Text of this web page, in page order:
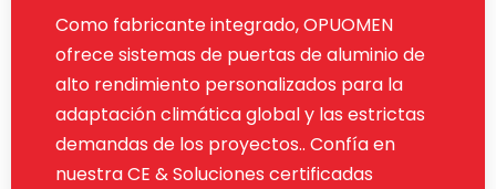
Como fabricante integrado, OPUOMEN
ofrece sistemas de puertas de aluminio de
alto rendimiento personalizados para la
adaptación climática global y las estrictas
demandas de los proyectos.. Confía en
nuestra CE & Soluciones certificadas